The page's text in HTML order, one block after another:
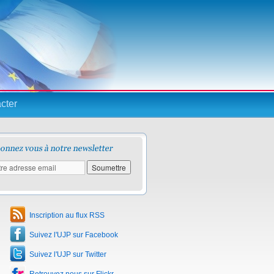
Inscription au flux RSS
Suivez l'UJP sur Facebook
Suivez l'UJP sur Twitter